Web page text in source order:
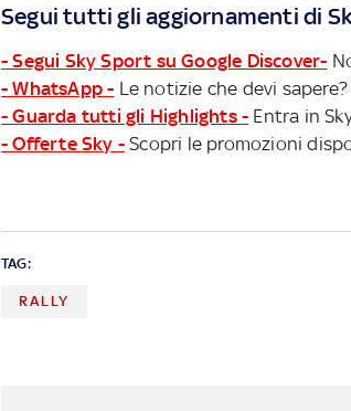
Segui tutti gli aggiornamenti di
- Segui Sky Sport su Google Discover-
- WhatsApp - Le notizie che devi
- Guarda tutti gli Highlights - Entra in
- Offerte Sky - Scopri le promozioni
TAG:
RALLY